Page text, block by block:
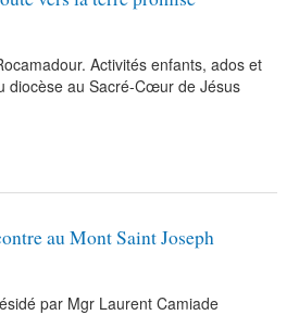
Activités enfants, ados et
diocèse au Sacré-Cœur de Jésus
au Mont Saint Joseph
par Mgr Laurent Camiade